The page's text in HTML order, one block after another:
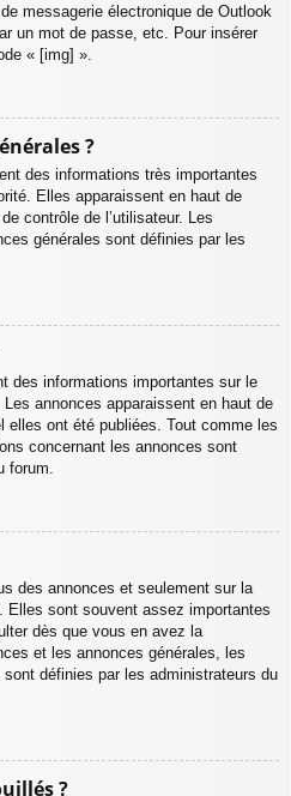
messagerie électronique de Outlook
un mot de passe, etc. Pour insérer
« [img] ».
?
des informations très importantes
Elles apparaissent en haut de
contrôle de l’utilisateur. Les
générales sont définies par les
des informations importantes sur le
annonces apparaissent en haut de
elles ont été publiées. Tout comme les
concernant les annonces sont
forum.
des annonces et seulement sur la
Elles sont souvent assez importantes
dès que vous en avez la
et les annonces générales, les
définies par les administrateurs du
?